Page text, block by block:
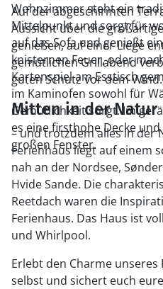
Wohnzimmer steht ein
Mittelpunkt und sorgt für
auf das Sofa und genießt
knisternen Feuer, oder
Kartenspiel am Esstisch
im Kaminofen sowohl für
Gemütlichkeit sorgt. Im
es eine firsthohe Decke
großen Fenster.
Auf der abgeschirmten
Aussicht über die
genießen, auf einer Liege
gemütlichen Grillabend
guten Schutz vor dem Wind.
Mitten in der Natur
– und trotzdem alles in der
Ferienhaus liegt auf einem
nah an der Nordsee,
Hvide Sande. Die
Reetdach waren die
Ferienhaus. Das Haus ist
und Whirlpool.
Erlebt den Charme unseres
selbst und sichert euch